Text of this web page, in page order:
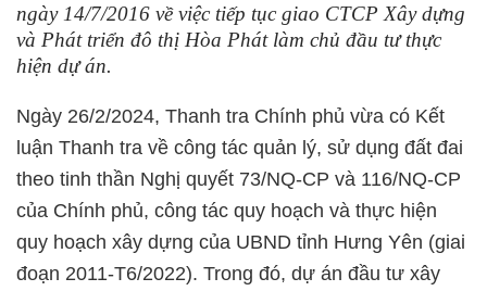
ngày 14/7/2016 về việc tiếp tục giao CTCP Xây dựng
và Phát triển đô thị Hòa Phát làm chủ đầu tư thực
hiện dự án.
Ngày 26/2/2024, Thanh tra Chính phủ vừa có Kết
luận Thanh tra về công tác quản lý, sử dụng đất đai
theo tinh thần Nghị quyết 73/NQ-CP và 116/NQ-CP
của Chính phủ, công tác quy hoạch và thực hiện
quy hoạch xây dựng của UBND tỉnh Hưng Yên (giai
đoạn 2011-T6/2022). Trong đó, dự án đầu tư xây